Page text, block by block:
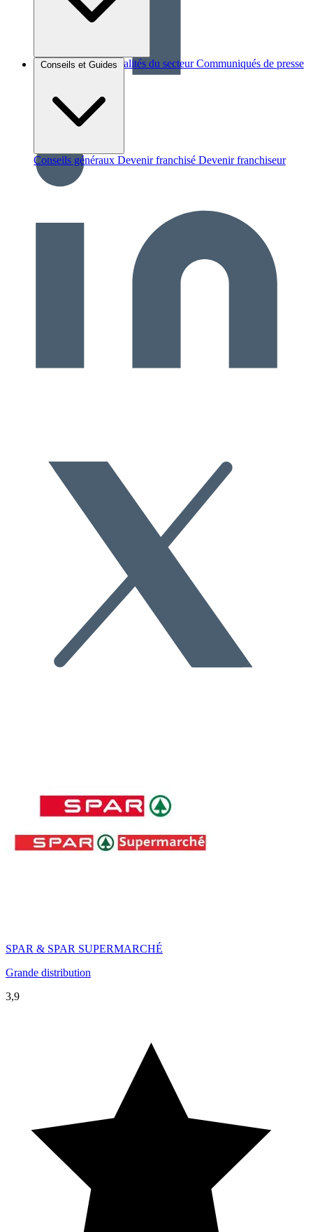
Brèves et actus Actualités du secteur Communiqués de presse
Conseils et Guides
Conseils généraux Devenir franchisé Devenir franchiseur
SPAR & SPAR SUPERMARCHÉ
Grande distribution
3,9